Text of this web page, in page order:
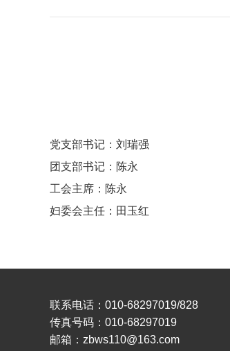
党支部书记：刘瑞强
团支部书记：陈永
工会主席：陈永
妇委会主任：田玉红
联系电话：010-68297019/828
传真号码：010-68297019
邮箱：zbws110@163.com